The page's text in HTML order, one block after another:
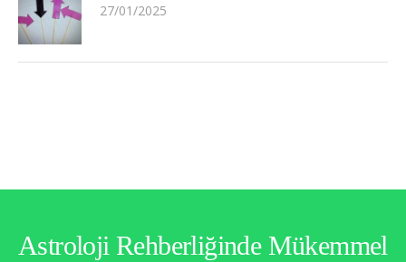
27/01/2025
Astroloji Rehberliğinde Mükemmel